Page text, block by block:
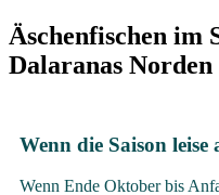
Äschenfischen im
Dalaranas Norden
Wenn die Saison
Wenn Ende Oktober bis